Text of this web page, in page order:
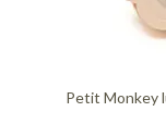
Petit Monkey